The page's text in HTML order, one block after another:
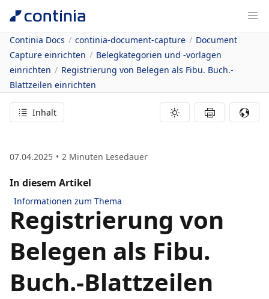
Continia Docs continia-document-capture
Document
Capture einrichten
Belegkategorien und -vorlagen
einrichten
Registrierung von Belegen als Fibu. Buch.-
Blattzeilen einrichten
Inhalt
07.04.2025 2 Minuten Lesedauer
In diesem Artikel
Informationen zum Thema
Registrierung von
Belegen als Fibu.
Buch.-Blattzeilen